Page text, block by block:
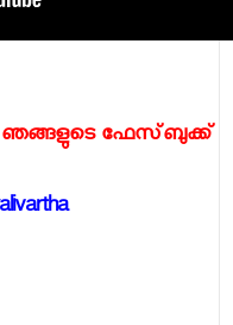
ഞങ്ങളുടെ ഫേസ്‌ബുക്ക്‌